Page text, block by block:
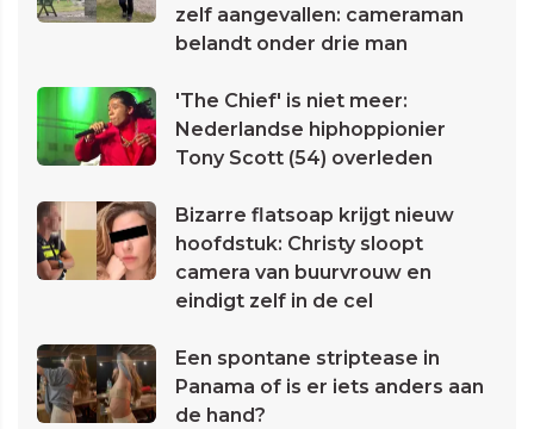
zelf aangevallen: cameraman
belandt onder drie man
'The Chief' is niet meer:
Nederlandse hiphoppionier
Tony Scott (54) overleden
Bizarre flatsoap krijgt nieuw
hoofdstuk: Christy sloopt
camera van buurvrouw en
eindigt zelf in de cel
Een spontane striptease in
Panama of is er iets anders aan
de hand?